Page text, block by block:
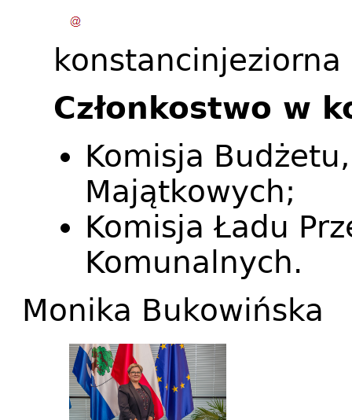
konstancinjeziorna
Członkostwo w
Komisja
Majątkowych;
Komisja Ładu
Komunalnych.
Monika Bukowińska